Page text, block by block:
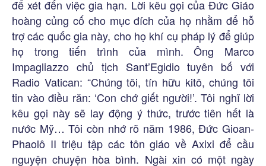
để xét đến việc gia hạn. Lời kêu gọi của Đức Giáo
hoàng củng cố cho mục đích của họ nhằm để hỗ
trợ các quốc gia này, cho họ khí cụ pháp lý để giúp
họ trong tiến trình của mình. Ông Marco
Impagliazzo chủ tịch Sant’Egidio tuyên bố với
Radio Vatican: “Chúng tôi, tín hữu kitô, chúng tôi
tin vào điều răn: ‘Con chớ giết người!’. Tôi nghĩ lời
kêu gọi này sẽ lay động ý thức, trước tiên hết là
nước Mỹ… Tôi còn nhớ rõ năm 1986, Đức Gioan-
Phaolô II triệu tập các tôn giáo về Axixi để cầu
nguyện chuyện hòa bình. Ngài xin có một ngày